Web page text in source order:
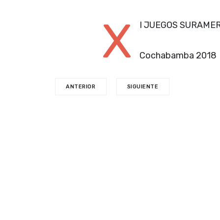
X I JUEGOS
Cochabamba 2018
ANTERIOR SIGUIENTE